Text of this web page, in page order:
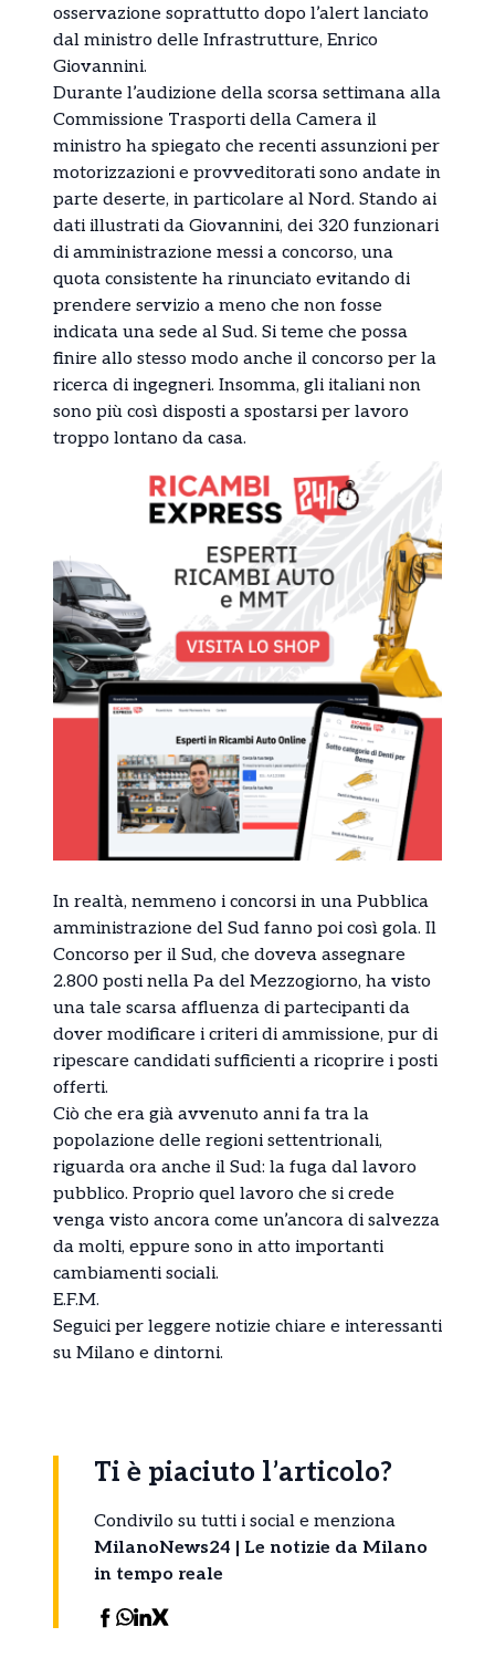
osservazione soprattutto dopo l’alert lanciato
dal ministro delle Infrastrutture, Enrico
Giovannini.
Durante l’audizione della scorsa settimana alla
Commissione Trasporti della Camera il
ministro ha spiegato che recenti assunzioni per
motorizzazioni e provveditorati sono andate in
parte deserte, in particolare al Nord. Stando ai
dati illustrati da Giovannini, dei 320 funzionari
di amministrazione messi a concorso, una
quota consistente ha rinunciato evitando di
prendere servizio a meno che non fosse
indicata una sede al Sud. Si teme che possa
finire allo stesso modo anche il concorso per la
ricerca di ingegneri. Insomma, gli italiani non
sono più così disposti a spostarsi per lavoro
troppo lontano da casa.
In realtà, nemmeno i concorsi in una Pubblica
amministrazione del Sud fanno poi così gola. Il
Concorso per il Sud, che doveva assegnare
2.800 posti nella Pa del Mezzogiorno, ha visto
una tale scarsa affluenza di partecipanti da
dover modificare i criteri di ammissione, pur di
ripescare candidati sufficienti a ricoprire i posti
offerti.
Ciò che era già avvenuto anni fa tra la
popolazione delle regioni settentrionali,
riguarda ora anche il Sud: la fuga dal lavoro
pubblico. Proprio quel lavoro che si crede
venga visto ancora come un’ancora di salvezza
da molti, eppure sono in atto importanti
cambiamenti sociali.
E.F.M.
Seguici per leggere notizie chiare e interessanti
su Milano e dintorni.
Ti è piaciuto l’articolo?
Condivilo su tutti i social e menziona
MilanoNews24 | Le notizie da Milano
in tempo reale